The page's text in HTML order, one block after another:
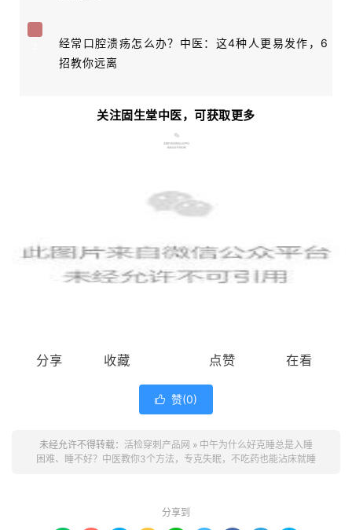
经常口腔溃疡怎么办？中医：这4种人更易发作，6
招教你远离
关注固生堂中医，可获取更多
分享 收藏 点赞 在看
 赞(0)
未经允许不得转载： 活检穿刺产品网 » 中午为什么好克睡总是入睡
困难、睡不好？中医教你3个方法，专克失眠，不吃药也能沾床就睡
分享到